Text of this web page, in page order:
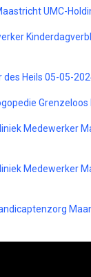
UMC-
des Heils 05-05-
Medewerker
Medewerker